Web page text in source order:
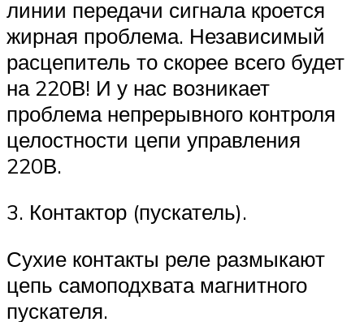
линии передачи сигнала кроется
жирная проблема. Независимый
расцепитель то скорее всего будет
на 220В! И у нас возникает
проблема непрерывного контроля
целостности цепи управления
220В.
3. Контактор (пускатель).
Сухие контакты реле размыкают
цепь самоподхвата магнитного
пускателя.